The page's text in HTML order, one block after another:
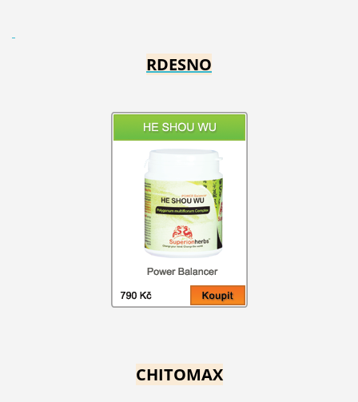
RDESNO
CHITOMAX